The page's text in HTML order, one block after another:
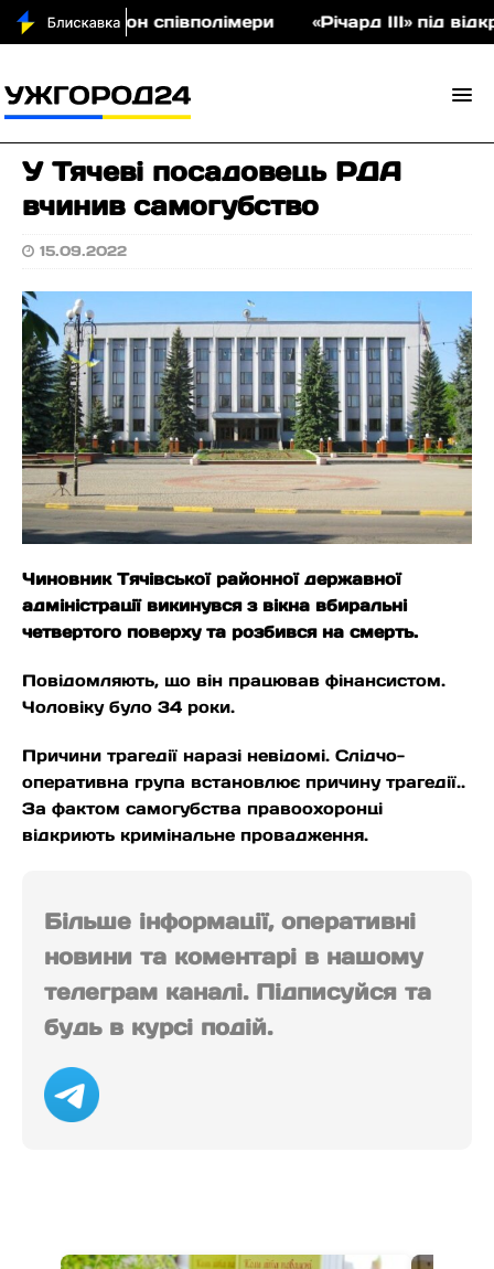
на аукціон співполімери «Річард ІІІ» під
У Тячеві посадовець РДА
вчинив самогубство
15.09.2022
Чиновник Тячівської районної державної
адміністрації викинувся з вікна вбиральні
четвертого поверху та розбився на смерть.
Повiдомляють, що він працював фінансистом.
Чоловіку було 34 роки.
Причини трагедії наразі невідомі. Слідчо-
оперативна група встановлює причину трагедії..
За фактом самогубства правоохоронці
відкриють кримінальне провадження.
Більше інформації, оперативні
новини та коментарі в нашому
телеграм каналі. Підписуйся та
будь в курсі подій.